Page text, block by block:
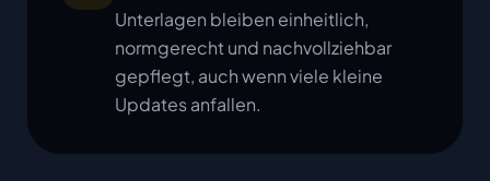
Unterlagen bleiben einheitlich,
normgerecht und nachvollziehbar
gepflegt, auch wenn viele kleine
Updates anfallen.